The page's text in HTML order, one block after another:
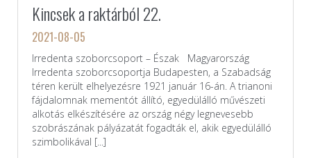
Kincsek a raktárból 22.
2021-08-05
Irredenta szoborcsoport – Észak Magyarország
Irredenta szoborcsoportja Budapesten, a Szabadság
téren került elhelyezésre 1921 január 16-án. A trianoni
fájdalomnak mementót állító, egyedülálló művészeti
alkotás elkészítésére az ország négy legnevesebb
szobrászának pályázatát fogadták el, akik egyedülálló
szimbolikával [...]